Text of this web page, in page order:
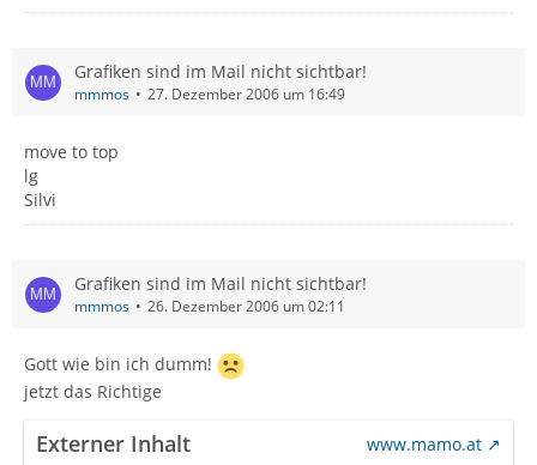
Grafiken sind im Mail nicht sichtbar!
mmmos 27. Dezember 2006 um 16:49
move to top
lg
Silvi
Grafiken sind im Mail nicht sichtbar!
mmmos 26. Dezember 2006 um 02:11
Gott wie bin ich dumm!
jetzt das Richtige
Externer Inhalt
www.mamo.at